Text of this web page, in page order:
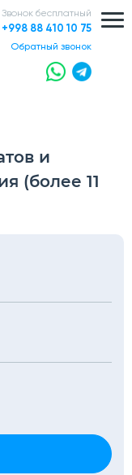
Звонок бесплатный
+998 88 410 10 75
обратный звонок
и
(более 11